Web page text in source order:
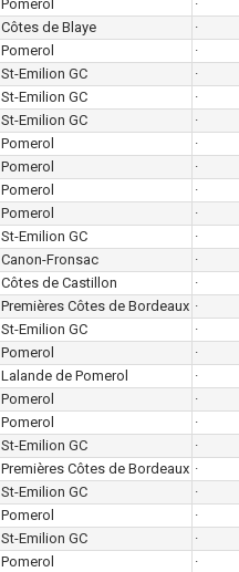
Pomerol
·
Côtes de Blaye
·
Pomerol
·
St-Emilion GC
·
St-Emilion GC
·
St-Emilion GC
·
Pomerol
·
Pomerol
·
Pomerol
·
Pomerol
·
St-Emilion GC
·
Canon-Fronsac
·
Côtes de Castillon
·
Premières Côtes de Bordeaux ·
St-Emilion GC
·
Pomerol
·
Lalande de Pomerol
·
Pomerol
·
Pomerol
·
St-Emilion GC
·
Premières Côtes de Bordeaux ·
St-Emilion GC
·
Pomerol
·
St-Emilion GC
·
Pomerol
·